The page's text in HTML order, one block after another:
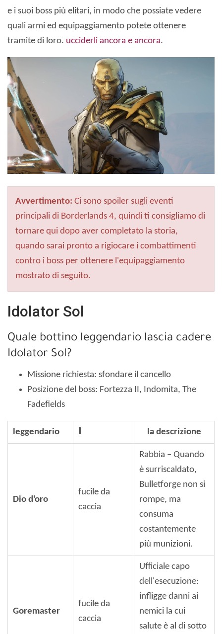
e i suoi boss più elitari, in modo che possiate vedere
quali armi ed equipaggiamento potete ottenere
tramite di loro. ucciderli ancora e ancora.
Avvertimento: Ci sono spoiler sugli eventi
principali di Borderlands 4, quindi ti consigliamo di
tornare qui dopo aver completato la storia,
quando sarai pronto a rigiocare i combattimenti
contro i boss per ottenere l'equipaggiamento
mostrato di seguito.
Idolator Sol
Quale bottino leggendario lascia cadere
Idolator Sol?
Missione richiesta: sfondare il cancello
Posizione del boss: Fortezza II, Indomita, The
Fadefields
leggendario ا la descrizione
Dio d'oro
fucile da
caccia
Rabbia – Quando
è surriscaldato,
Bulletforge non si
rompe, ma
consuma
costantemente
più munizioni.
Goremaster
fucile da
caccia
Ufficiale capo
dell'esecuzione:
infligge danni ai
nemici la cui
salute è al di sotto